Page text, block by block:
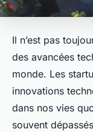
Il n’est pas
des avancées
monde. Les
innovations
dans nos vies
souvent